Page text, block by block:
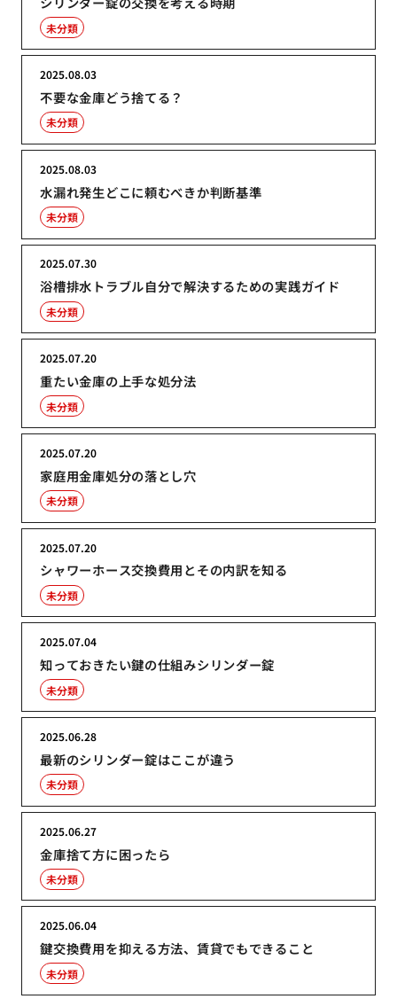
未分類
不要な金庫どう捨てる？
2025.08.03
未分類
水漏れ発生どこに頼むべきか判断基準
2025.08.03
未分類
浴槽排水トラブル自分で解決するための実践ガイド
2025.07.30
未分類
重たい金庫の上手な処分法
2025.07.20
未分類
家庭用金庫処分の落とし穴
2025.07.20
未分類
シャワーホース交換費用とその内訳を知る
2025.07.20
未分類
知っておきたい鍵の仕組みシリンダー錠
2025.07.04
未分類
最新のシリンダー錠はここが違う
2025.06.28
未分類
金庫捨て方に困ったら
2025.06.27
未分類
鍵交換費用を抑える方法、賃貸でもできること
2025.06.04
未分類